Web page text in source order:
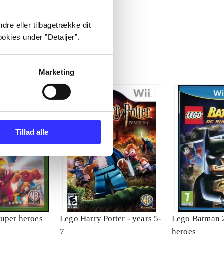
eller tilbagetrække dit
under ”Detaljer”.
Marketing
Tillad alle
heroes
Lego Harry Potter - years 5-
7
Lego Batman
heroes